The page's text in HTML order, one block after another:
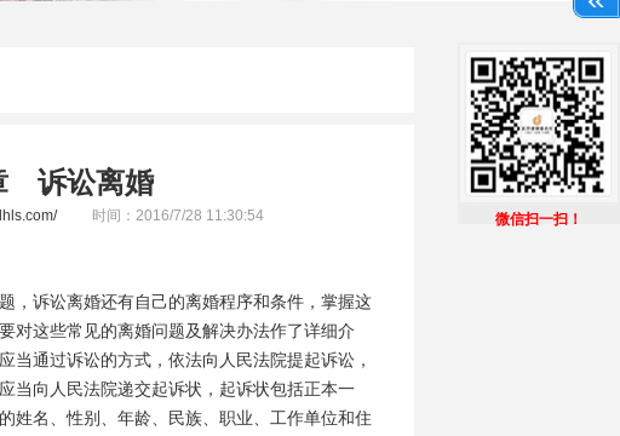
诉讼离婚
时间：2016/7/28 11:30:54
，诉讼离婚还有自己的离婚程序和条件，掌握这
对这些常见的离婚问题及解决办法作了详细介
通过诉讼的方式，依法向人民法院提起诉讼，
当向人民法院递交起诉状，起诉状包括正本一
姓名、性别、年龄、民族、职业、工作单位和住
微信扫一扫！